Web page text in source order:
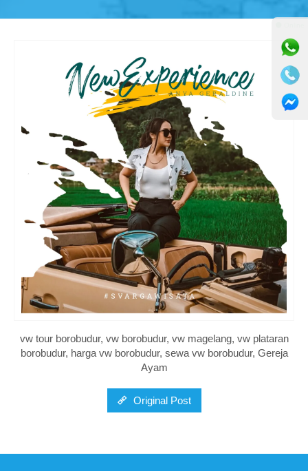
vw tour borobudur, vw borobudur, vw magelang, vw plataran
borobudur, harga vw borobudur, sewa vw borobudur, Gereja
Ayam
Original Post